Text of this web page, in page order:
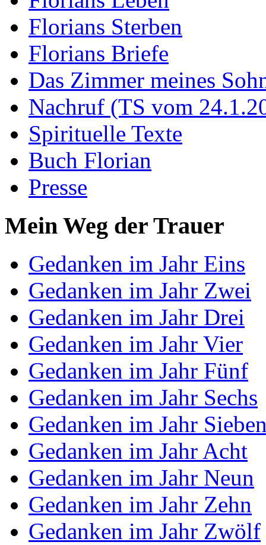
Florians Sterben
Florians Briefe
Das Zimmer meines
Nachruf (TS vom
Spirituelle Texte
Buch Florian
Presse
Mein Weg der Trauer
Gedanken im Jahr Eins
Gedanken im Jahr Zwei
Gedanken im Jahr Drei
Gedanken im Jahr Vier
Gedanken im Jahr Fünf
Gedanken im Jahr Sechs
Gedanken im Jahr
Gedanken im Jahr Acht
Gedanken im Jahr Neun
Gedanken im Jahr Zehn
Gedanken im Jahr Zwölf